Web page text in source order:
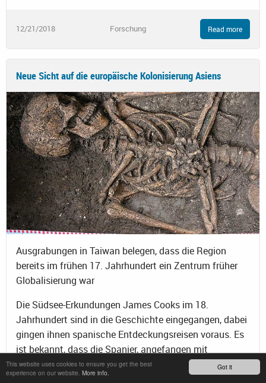
Got it
This website uses cookies to ensure you get the best
experience on our website. More info.
12/21/2018 Forschung Read more
Neue Sicht auf die europäische Kolonisierung Asiens
Ausgrabungen in Taiwan belegen, dass die Region
bereits im frühen 17. Jahrhundert ein Zentrum früher
Globalisierung war
Die Südsee-Erkundungen James Cooks im 18.
Jahrhundert sind in die Geschichte eingegangen, dabei
gingen ihnen spanische Entdeckungsreisen voraus. Es
ist bekannt, dass die Spanier, angefangen mit
Ferdinand Magellan im Jahre 1521, den pazifischen
Raum bereits im 16. und 17. Jahrhundert erkundeten.